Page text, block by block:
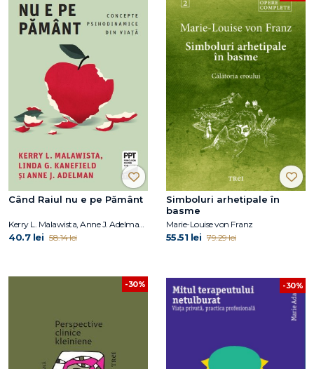
Când Raiul nu e pe Pământ
Kerry L. Malawista, Anne J. Adelman, Linda G. Kanefield
40.7 lei 58.14 lei
Simboluri arhetipale în
basme
Marie-Louise von Franz
55.51 lei 79.29 lei
-30% -30%